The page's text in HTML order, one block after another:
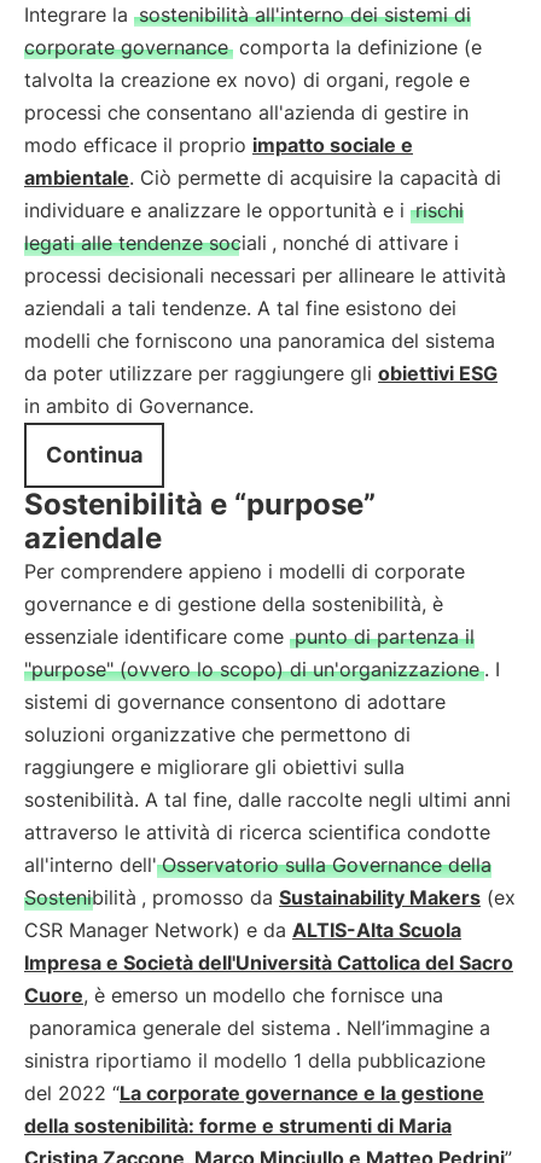
Integrare la sostenibilità all'interno dei sistemi di
corporate governance comporta la definizione (e
talvolta la creazione ex novo) di organi, regole e
processi che consentano all'azienda di gestire in
modo efficace il proprio impatto sociale e
ambientale. Ciò permette di acquisire la capacità di
individuare e analizzare le opportunità e i rischi
legati alle tendenze sociali , nonché di attivare i
processi decisionali necessari per allineare le attività
aziendali a tali tendenze. A tal fine esistono dei
modelli che forniscono una panoramica del sistema
da poter utilizzare per raggiungere gli obiettivi ESG
in ambito di Governance.
Continua
Sostenibilità e “purpose”
aziendale
Per comprendere appieno i modelli di corporate
governance e di gestione della sostenibilità, è
essenziale identificare come punto di partenza il
"purpose" (ovvero lo scopo) di un'organizzazione . I
sistemi di governance consentono di adottare
soluzioni organizzative che permettono di
raggiungere e migliorare gli obiettivi sulla
sostenibilità. A tal fine, dalle raccolte negli ultimi anni
attraverso le attività di ricerca scientifica condotte
all'interno dell' Osservatorio sulla Governance della
Sostenibilità , promosso da Sustainability Makers (ex
CSR Manager Network) e da ALTIS-Alta Scuola
Impresa e Società dell'Università Cattolica del Sacro
Cuore, è emerso un modello che fornisce una
panoramica generale del sistema . Nell’immagine a
sinistra riportiamo il modello 1 della pubblicazione
del 2022 “La corporate governance e la gestione
della sostenibilità: forme e strumenti di Maria
Cristina Zaccone, Marco Minciullo e Matteo Pedrini”